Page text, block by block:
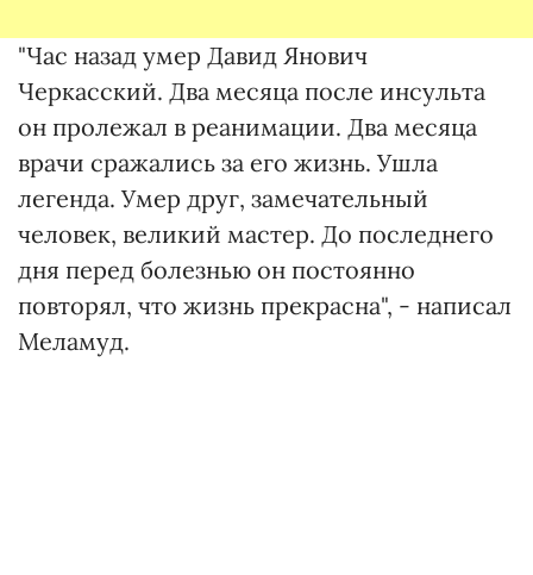
"Час назад умер Давид Янович
Черкасский. Два месяца после инсульта
он пролежал в реанимации. Два месяца
врачи сражались за его жизнь. Ушла
легенда. Умер друг, замечательный
человек, великий мастер. До последнего
дня перед болезнью он постоянно
повторял, что жизнь прекрасна", - написал
Меламуд.